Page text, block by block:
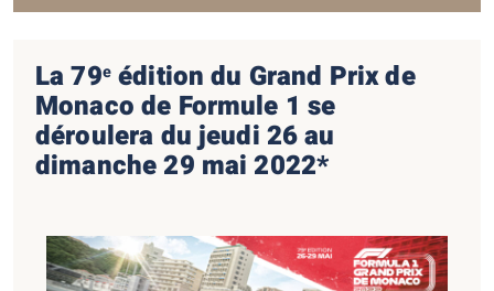
La 79eédition du Grand Prix de
Monaco de Formule 1 se
déroulera du jeudi 26 au
dimanche 29 mai 2022*